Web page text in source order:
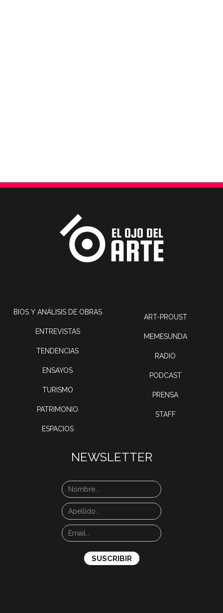
BIOS Y ANÁLISIS DE OBRAS
ENTREVISTAS
TENDENCIAS
ENSAYOS
TURISMO
PATRIMONIO
ESPACIOS
ART-PROUST
MEMESUNDA
RADIO
PODCAST
PRENSA
STAFF
NEWSLETTER